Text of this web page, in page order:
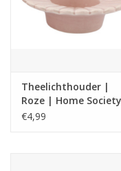
Theelichthouder |
Roze | Home Society
€4,99